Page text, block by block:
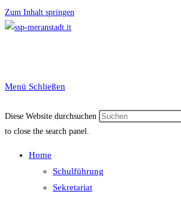
Zum Inhalt springen
Menü Schließen
Diese Website durchsuchen
to close the search panel.
Home
Schulführung
Sekretariat